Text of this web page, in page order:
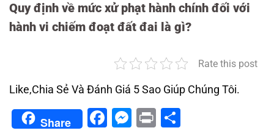
Quy định về mức xử phạt hành chính đối với
hành vi chiếm đoạt đất đai là gì?
Rate this post
Like,Chia Sẻ Và Đánh Giá 5 Sao Giúp Chúng Tôi.
Share Facebook
Messenger
Print